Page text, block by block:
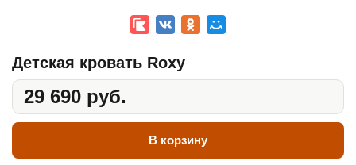
Детская кровать Roxy
29 690 руб.
В корзину